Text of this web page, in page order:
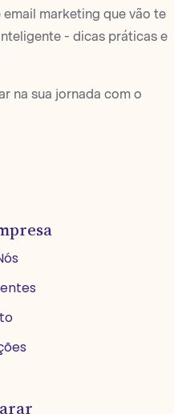
marketing que vão te
- dicas práticas e
na sua jornada com o